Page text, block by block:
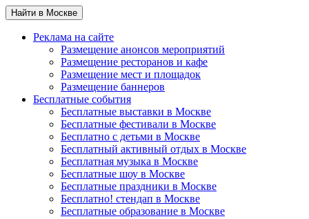
Найти в Москве
Реклама на сайте
Размещение анонсов мероприятий
Размещение ресторанов и кафе
Размещение мест и площадок
Размещение баннеров
Бесплатные события
Бесплатные выставки в Москве
Бесплатные фестивали в Москве
Бесплатно с детьми в Москве
Бесплатный активный отдых в Москве
Бесплатная музыка в Москве
Бесплатные шоу в Москве
Бесплатные праздники в Москве
Бесплатно! стендап в Москве
Бесплатные образование в Москве